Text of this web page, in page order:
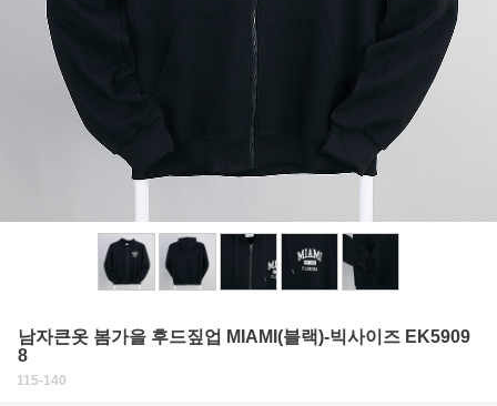
남자큰옷 봄가을 후드짚업 MIAMI(블랙)-빅사이즈 EK5909
8
115-140